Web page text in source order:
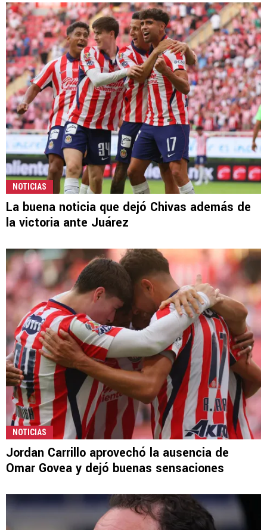
NOTICIAS
La buena noticia que dejó Chivas además de
la victoria ante Juárez
NOTICIAS
Jordan Carrillo aprovechó la ausencia de
Omar Govea y dejó buenas sensaciones